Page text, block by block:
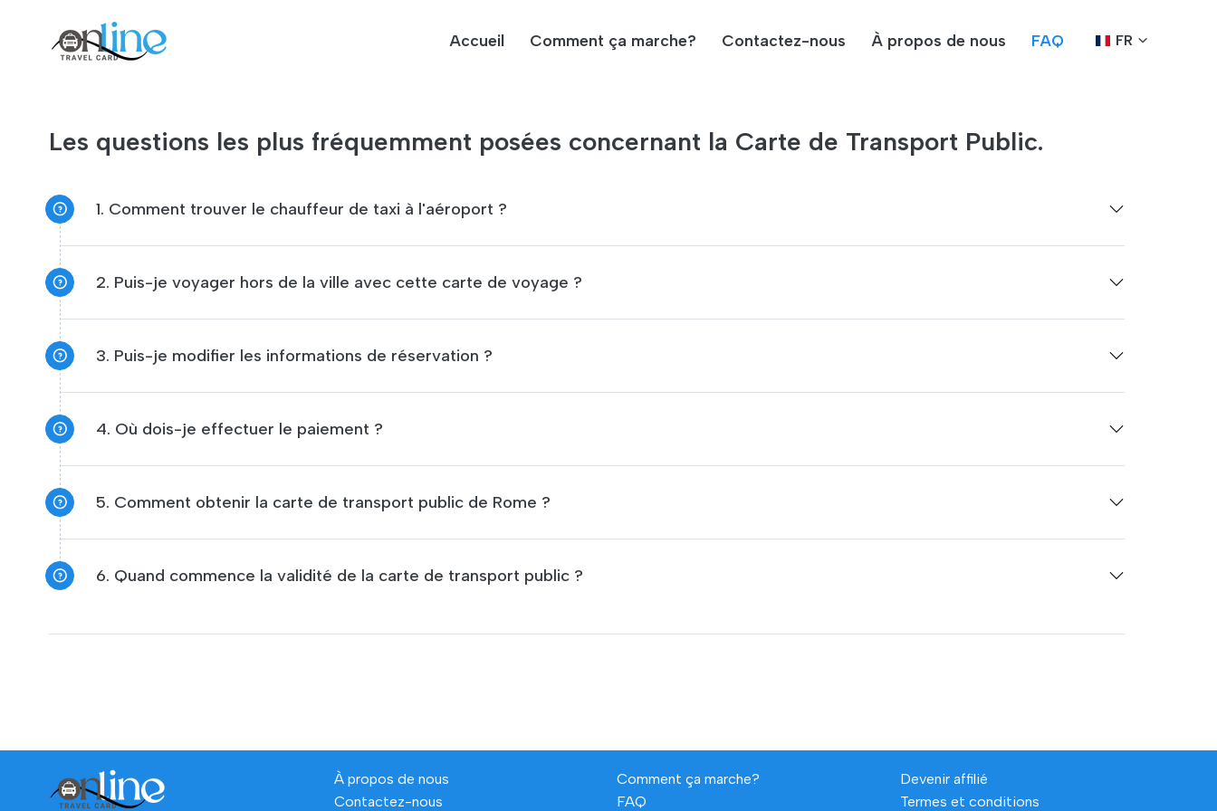
Accueil Comment ça marche? Contactez-nous À propos de nous FAQ FR
Les questions les plus fréquemment posées concernant la Carte de Transport Public.
1. Comment trouver le chauffeur de taxi à l'aéroport ?
2. Puis-je voyager hors de la ville avec cette carte de voyage ?
3. Puis-je modifier les informations de réservation ?
4. Où dois-je effectuer le paiement ?
5. Comment obtenir la carte de transport public de Rome ?
6. Quand commence la validité de la carte de transport public ?
À propos de nous
Contactez-nous
Comment ça marche?
FAQ
Devenir affilié
Termes et conditions